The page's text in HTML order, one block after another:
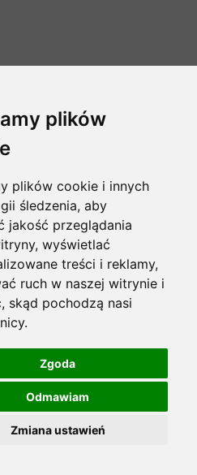
plików
plików cookie i innych
śledzenia, aby
jakość przeglądania
wyświetlać
treści i reklamy,
ruch w naszej witrynie i
skąd pochodzą nasi
Zgoda
Odmawiam
Zmiana ustawień
Wszelkie prawa zastrzeżone.
sklepu internetowego